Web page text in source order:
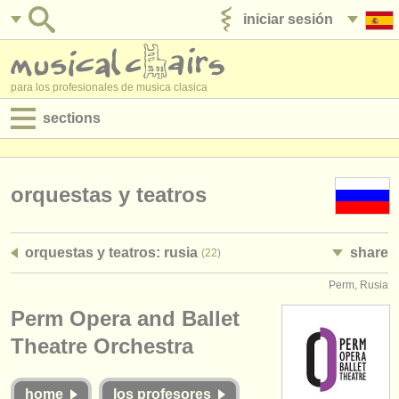
iniciar sesión
para los profesionales de musica clasica
sections
empleos - administración
cursillos
concursos
orquestas y teatros
orquestas y teatros: rusia (22) share
Perm, Rusia
Perm Opera and Ballet
Theatre Orchestra
home los profesores